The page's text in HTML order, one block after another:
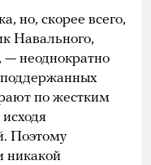
но, скорее всего,
Навального,
— неоднократно
поддержанных
по жестким
Поэтому
никакой